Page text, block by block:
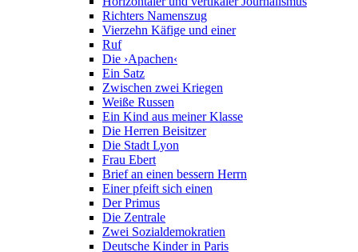
Richters Namenszug
Vierzehn Käfige und einer
Ruf
Die ›Apachen‹
Ein Satz
Zwischen zwei Kriegen
Weiße Russen
Ein Kind aus meiner Klasse
Die Herren Beisitzer
Die Stadt Lyon
Frau Ebert
Brief an einen bessern Herrn
Einer pfeift sich einen
Der Primus
Die Zentrale
Zwei Sozialdemokratien
Deutsche Kinder in Paris